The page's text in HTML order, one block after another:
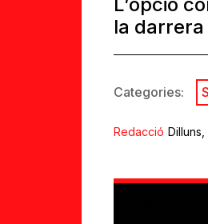
la darrera
Categories:
Redacció